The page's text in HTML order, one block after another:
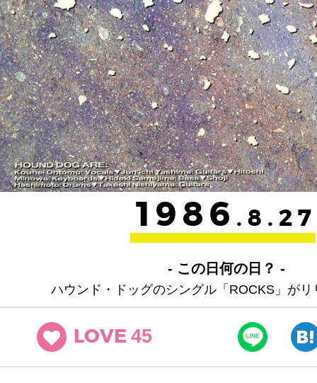
1986 .8.27
- この日何の日？ -
ハウンド・ドッグのシングル「ROCKS」が
LOVE 45